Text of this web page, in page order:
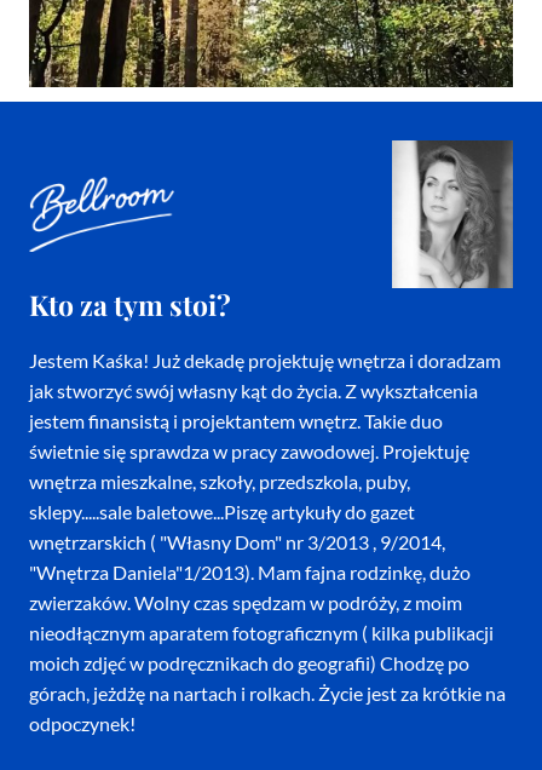
Kto za tym stoi?
Jestem Kaśka! Już dekadę projektuję wnętrza i doradzam
jak stworzyć swój własny kąt do życia. Z wykształcenia
jestem finansistą i projektantem wnętrz. Takie duo
świetnie się sprawdza w pracy zawodowej. Projektuję
wnętrza mieszkalne, szkoły, przedszkola, puby,
sklepy.....sale baletowe...Piszę artykuły do gazet
wnętrzarskich ( "Własny Dom" nr 3/2013 , 9/2014,
"Wnętrza Daniela"1/2013). Mam fajna rodzinkę, dużo
zwierzaków. Wolny czas spędzam w podróży, z moim
nieodłącznym aparatem fotograficznym ( kilka publikacji
moich zdjęć w podręcznikach do geografii) Chodzę po
górach, jeżdżę na nartach i rolkach. Życie jest za krótkie na
odpoczynek!